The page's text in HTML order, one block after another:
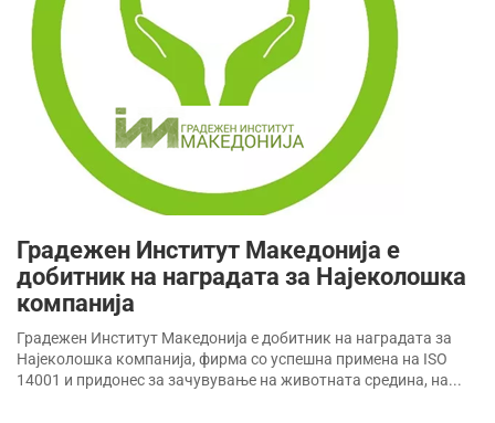
Градежен Институт Македонија е
добитник на наградата за Најеколошка
компанија
Градежен Институт Македонија е добитник на наградата за
Најеколошка компанија, фирма со успешна примена на ISO
14001 и придонес за зачувување на животната средина, на...